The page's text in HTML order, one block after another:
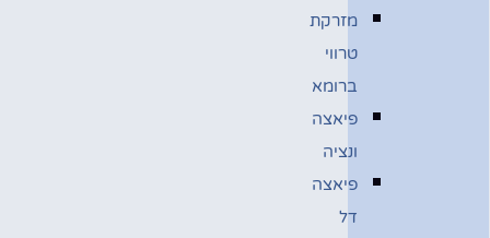
מזרקת
טרווי
ברומא
פיאצה
ונציה
פיאצה
דל